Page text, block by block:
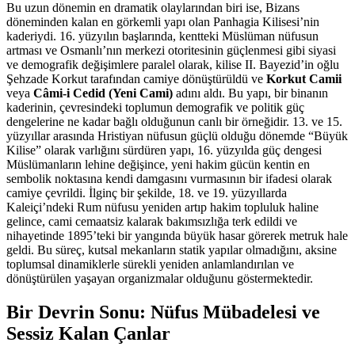
Bu uzun dönemin en dramatik olaylarından biri ise, Bizans
döneminden kalan en görkemli yapı olan Panhagia Kilisesi’nin
kaderiydi. 16. yüzyılın başlarında, kentteki Müslüman nüfusun
artması ve Osmanlı’nın merkezi otoritesinin güçlenmesi gibi siyasi
ve demografik değişimlere paralel olarak, kilise II. Bayezid’in oğlu
Şehzade Korkut tarafından camiye dönüştürüldü ve Korkut Camii
veya Câmi-i Cedid (Yeni Cami) adını aldı. Bu yapı, bir binanın
kaderinin, çevresindeki toplumun demografik ve politik güç
dengelerine ne kadar bağlı olduğunun canlı bir örneğidir. 13. ve 15.
yüzyıllar arasında Hristiyan nüfusun güçlü olduğu dönemde “Büyük
Kilise” olarak varlığını sürdüren yapı, 16. yüzyılda güç dengesi
Müslümanların lehine değişince, yeni hakim gücün kentin en
sembolik noktasına kendi damgasını vurmasının bir ifadesi olarak
camiye çevrildi. İlginç bir şekilde, 18. ve 19. yüzyıllarda
Kaleiçi’ndeki Rum nüfusu yeniden artıp hakim topluluk haline
gelince, cami cemaatsiz kalarak bakımsızlığa terk edildi ve
nihayetinde 1895’teki bir yangında büyük hasar görerek metruk hale
geldi. Bu süreç, kutsal mekanların statik yapılar olmadığını, aksine
toplumsal dinamiklerle sürekli yeniden anlamlandırılan ve
dönüştürülen yaşayan organizmalar olduğunu göstermektedir.
Bir Devrin Sonu: Nüfus Mübadelesi ve
Sessiz Kalan Çanlar